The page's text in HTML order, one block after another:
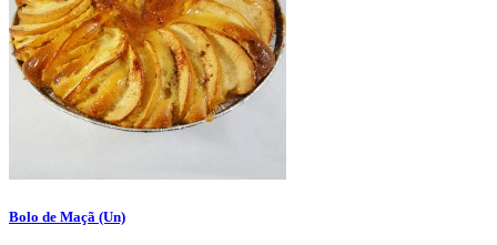
Bolo de Maçã (Un)